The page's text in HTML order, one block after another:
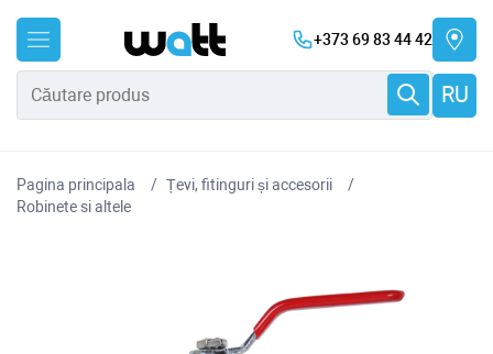
+373 69 83 44 42
RU
Pagina principala
Țevi, fitinguri și accesorii
Robinete si altele